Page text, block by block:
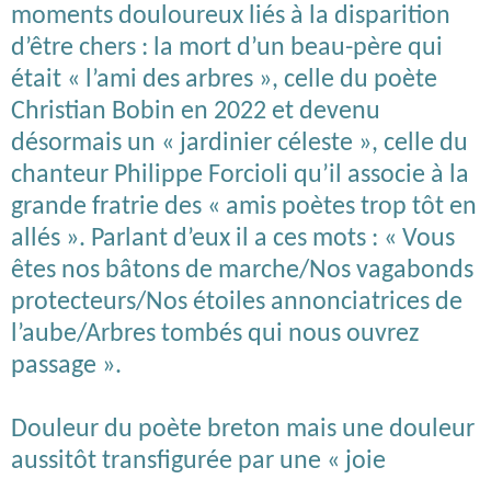
moments douloureux liés à la disparition
d’être chers : la mort d’un beau-père qui
était « l’ami des arbres », celle du poète
Christian Bobin en 2022 et devenu
désormais un « jardinier céleste », celle du
chanteur Philippe Forcioli qu’il associe à la
grande fratrie des « amis poètes trop tôt en
allés ». Parlant d’eux il a ces mots : « Vous
êtes nos bâtons de marche/Nos vagabonds
protecteurs/Nos étoiles annonciatrices de
l’aube/Arbres tombés qui nous ouvrez
passage ».
Douleur du poète breton mais une douleur
aussitôt transfigurée par une « joie